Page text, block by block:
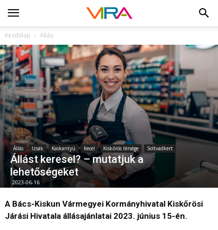
Kezdőlap Állás
Állás Izsák Kaskantyú Kecel Kiskőrös térsége Soltvadkert
Állást keresel? – mutatjuk a
lehetőségeket
2023-06-16
A Bács-Kiskun Vármegyei Kormányhivatal Kiskőrösi
Járási Hivatala állásajánlatai 2023. június 15-én.